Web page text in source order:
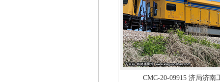
CMC-20-09915 济局济南